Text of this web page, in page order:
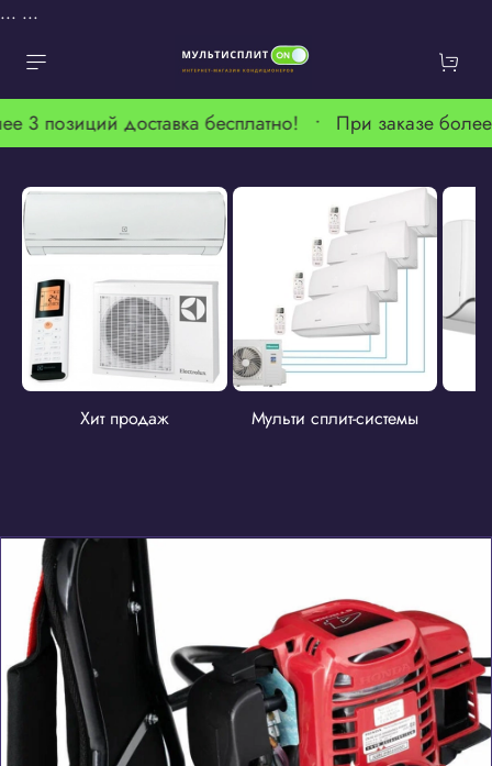
... ...
3 позиций доставка бесплатно! • При заказе
Хит продаж Мульти сплит-системы